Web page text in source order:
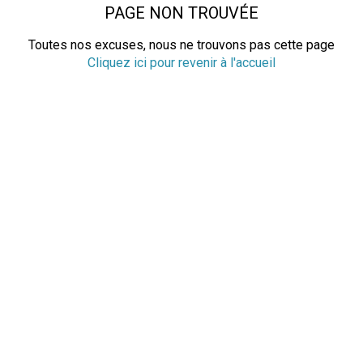
PAGE NON TROUVÉE
Toutes nos excuses, nous ne trouvons pas cette page
Cliquez ici pour revenir à l'accueil